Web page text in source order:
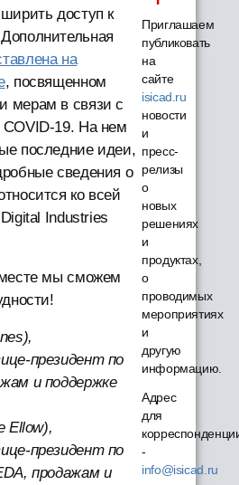
доступ к
на
, посвященном
мерам в связи с
19. На нем
последние идеи,
сведения о
ко всей
Industries
мы сможем
президент по
и поддержке
Ellow),
президент по
продажам и
Приглашаем
публиковать
на
сайте
isicad.ru
новости
и
пресс-
релизы
о
новых
решениях
и
продуктах,
о
проводимых
мероприятиях
и
другую
информацию.
Адрес
для
-
info@isicad.ru